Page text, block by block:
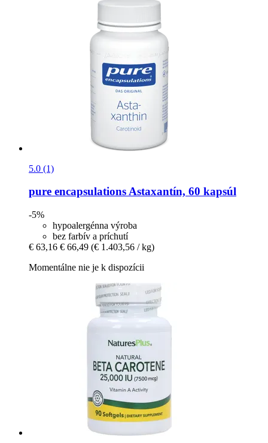
5.0 (1)
pure encapsulationsAstaxantín, 60 kapsúl
-5%
hypoalergénna výroba
bez farbív a príchutí
€ 63,16 € 66,49 (€ 1.403,56 / kg)
Momentálne nie je k dispozícii